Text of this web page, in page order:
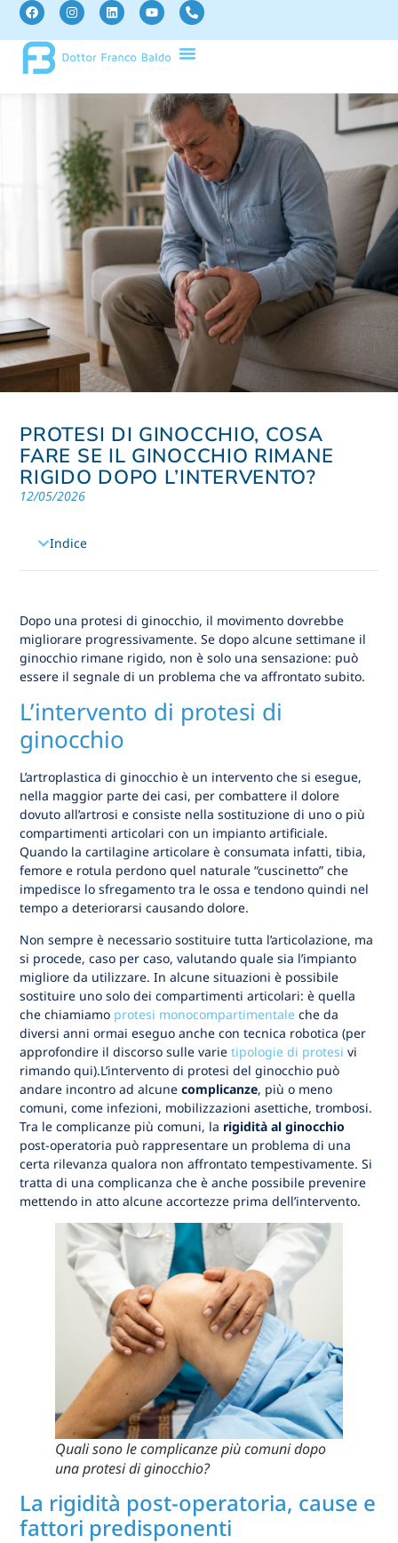
PROTESI DI GINOCCHIO, COSA
FARE SE IL GINOCCHIO RIMANE
RIGIDO DOPO L’INTERVENTO?
12/05/2026
Indice
Dopo una protesi di ginocchio, il movimento dovrebbe
migliorare progressivamente. Se dopo alcune settimane il
ginocchio rimane rigido, non è solo una sensazione: può
essere il segnale di un problema che va affrontato subito.
L’intervento di protesi di
ginocchio
L’artroplastica di ginocchio è un intervento che si esegue,
nella maggior parte dei casi, per combattere il dolore
dovuto all’artrosi e consiste nella sostituzione di uno o più
compartimenti articolari con un impianto artificiale.
Quando la cartilagine articolare è consumata infatti, tibia,
femore e rotula perdono quel naturale “cuscinetto” che
impedisce lo sfregamento tra le ossa e tendono quindi nel
tempo a deteriorarsi causando dolore.
Non sempre è necessario sostituire tutta l’articolazione, ma
si procede, caso per caso, valutando quale sia l’impianto
migliore da utilizzare. In alcune situazioni è possibile
sostituire uno solo dei compartimenti articolari: è quella
che chiamiamo protesi monocompartimentale che da
diversi anni ormai eseguo anche con tecnica robotica (per
approfondire il discorso sulle varietipologie di protesi vi
rimando qui).L’intervento di protesi del ginocchio può
andare incontro ad alcunecomplicanze, più o meno
comuni, come infezioni, mobilizzazioni asettiche, trombosi.
Tra le complicanze più comuni, la rigidità al ginocchio
post-operatoria può rappresentare un problema di una
certa rilevanza qualora non affrontato tempestivamente. Si
tratta di una complicanza che è anche possibile prevenire
mettendo in atto alcune accortezze prima dell’intervento.
Quali sono le complicanze più comuni dopo
una protesi di ginocchio?
La rigidità post-operatoria, cause e
fattori predisponenti